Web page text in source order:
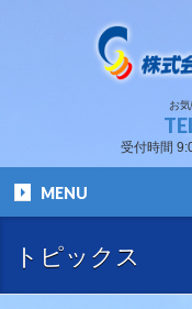
お
受付時間
MENU
トピックス